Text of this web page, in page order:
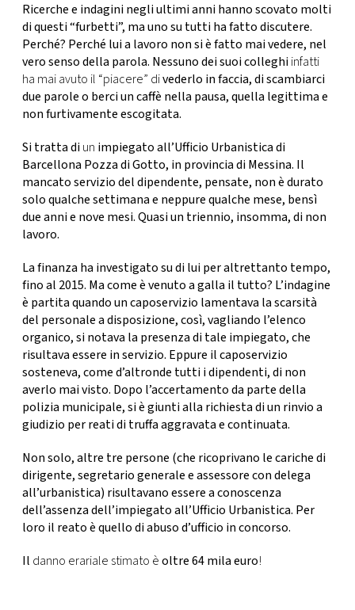
Ricerche e indagini negli ultimi anni hanno scovato molti
di questi “furbetti”, ma uno su tutti ha fatto discutere.
Perché? Perché lui a lavoro non si è fatto mai vedere, nel
vero senso della parola. Nessuno dei suoi colleghiinfatti
ha mai avuto il “piacere” divederlo in faccia, di scambiarci
due parole o berci un caffè nella pausa, quella legittima e
non furtivamente escogitata.
Si tratta diun impiegato all’Ufficio Urbanistica di
Barcellona Pozza di Gotto, in provincia di Messina. Il
mancato servizio del dipendente, pensate, non è durato
solo qualche settimana e neppure qualche mese, bensì
due anni e nove mesi. Quasi un triennio, insomma, di non
lavoro.
La finanza ha investigato su di lui per altrettanto tempo,
fino al 2015. Ma come è venuto a galla il tutto? L’indagine
è partita quando un caposervizio lamentava la scarsità
del personale a disposizione, così, vagliando l’elenco
organico, si notava la presenza di tale impiegato, che
risultava essere in servizio. Eppure il caposervizio
sosteneva, come d’altronde tutti i dipendenti, di non
averlo mai visto. Dopo l’accertamento da parte della
polizia municipale, si è giunti alla richiesta di un rinvio a
giudizio perreati di truffa aggravata e continuata.
Non solo, altre tre persone (che ricoprivano le cariche di
dirigente, segretario generale e assessore con delega
all’urbanistica) risultavano essere a conoscenza
dell’assenza dell’impiegato all’Ufficio Urbanistica. Per
loro il reato è quello di abuso d’ufficio in concorso.
Il danno erariale stimato èoltre 64 mila euro!